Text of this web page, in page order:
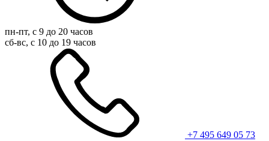
пн-пт, с 9 до 20 часов
сб-вс, с 10 до 19 часов
+7 495 649 05 73